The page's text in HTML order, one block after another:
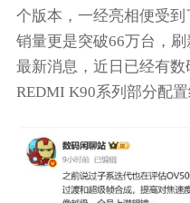
个版本，一经亮相便受
销量更是突破66万台，
最新消息，近日已经有
REDMI K90系列部分配置